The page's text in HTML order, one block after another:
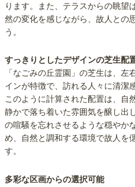
ります。また、テラスからの眺望
然の変化を感じながら、故人との
う。
すっきりとしたデザインの芝生配
「なごみの丘霊園」の芝生は、
インが特徴で、訪れる人々に清潔
このように計算された配置は、自
静かで落ち着いた雰囲気を醸し出
の喧騒を忘れさせるような穏やか
め、自然と調和する環境で故人を
す。
多彩な区画からの選択可能